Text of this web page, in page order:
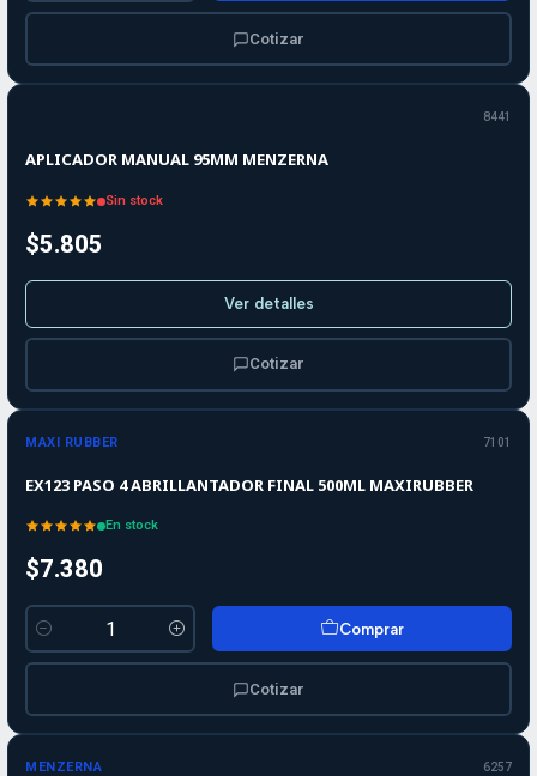
Cotizar
8441
APLICADOR MANUAL 95MM MENZERNA
Sin stock
$5.805
Ver detalles
Cotizar
MAXI RUBBER 7101
EX123 PASO 4 ABRILLANTADOR FINAL 500ML MAXIRUBBER
En stock
$7.380
Cantidad
Comprar
Cotizar
MENZERNA 6257